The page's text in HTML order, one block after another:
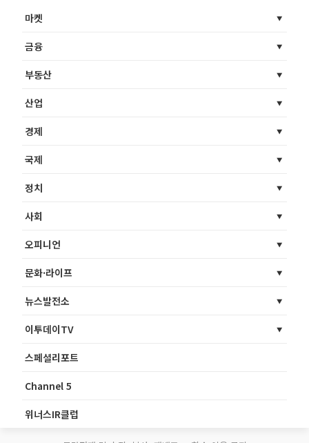
마켓
금융
부동산
산업
경제
국제
정치
사회
오피니언
문화·라이프
뉴스발전소
이투데이TV
스페셜리포트
Channel 5
위너스IR클럽